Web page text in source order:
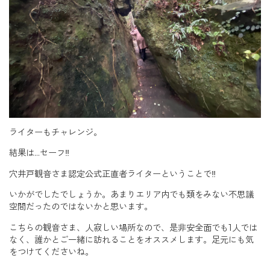
ライターもチャレンジ。
結果は…セーフ‼︎
穴井戸観音さま認定公式正直者ライターということで‼︎
いかがでしたでしょうか。あまりエリア内でも類をみない不思議
空間だったのではないかと思います。
こちらの観音さま、人寂しい場所なので、是非安全面でも1人では
なく、誰かとご一緒に訪れることをオススメします。足元にも気
をつけてくださいね。